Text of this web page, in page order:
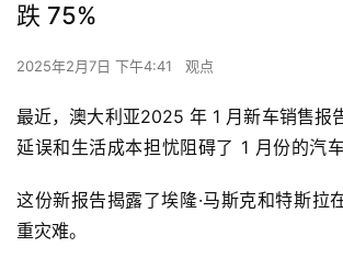
跌 75%
2025年2月7日 下午4:41 观点
最近，澳大利亚2025 年 1 月新车销售报
延误和生活成本担忧阻碍了 1 月份的汽车
这份新报告揭露了埃隆·马斯克和特斯拉
重灾难。